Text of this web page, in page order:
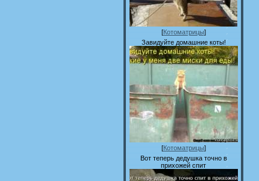
[Котоматрицы]
Завидуйте домашние коты!
[Котоматрицы]
Вот теперь дедушка точно в
прихожей спит